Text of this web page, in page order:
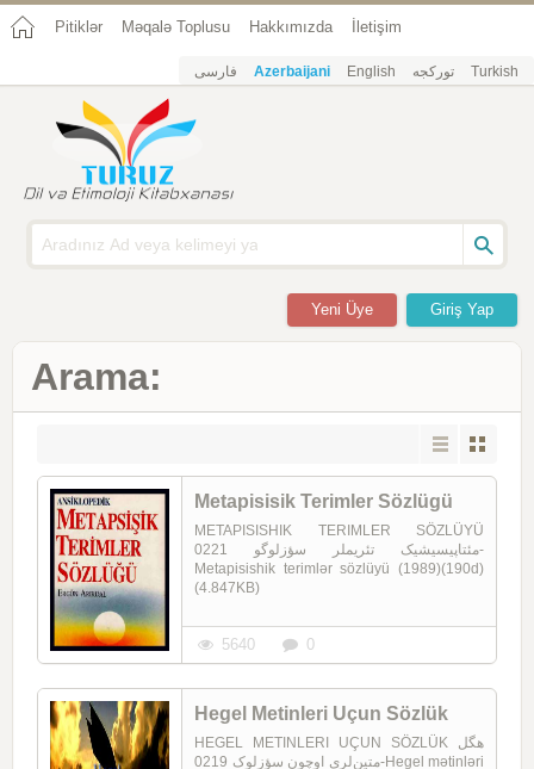
Pitiklər Məqalə Toplusu Hakkımızda İletişim
فارسی Azerbaijani English تورکجه Turkish
Giriş Yap
Yeni Üye
Arama:
Metapisisik Terimler Sözlügü
METAPISISHIK TERIMLER SÖZLÜYÜ
مئتاپیسیشیک تئریملر سؤزلوگو 0221-
Metapisishik terimlər sözlüyü (1989)(190d)
(4.847KB)
5640 0
Hegel Metinleri Uçun Sözlük
HEGEL METINLERI UÇUN SÖZLÜK هگل
متین‌لری اوچون سؤزلوک 0219-Hegel mətinləri